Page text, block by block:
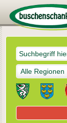
Alle Regionen